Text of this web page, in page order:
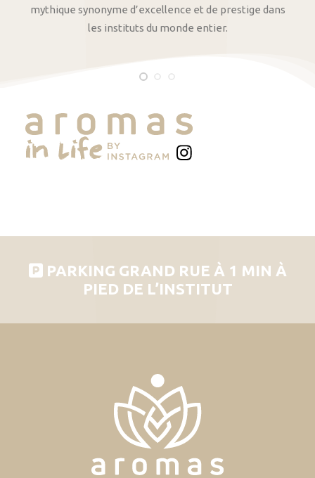
mythique synonyme d’excellence et de prestige dans
les instituts du monde entier.
PARKING GRAND RUE À 1 MIN À
PIED DE L’INSTITUT